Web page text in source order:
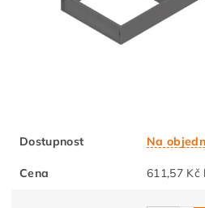
Dostupnost Na
Cena